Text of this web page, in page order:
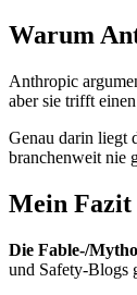
Warum
Anthropic
aber sie trifft
Genau darin liegt
branchenweit nie
Mein Fazit
Die Fable-/
und Safety-Blogs